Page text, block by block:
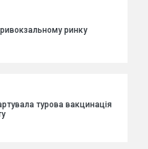
ринку
турова вакцинація